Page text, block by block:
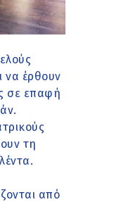
να έρθουν
σε επαφή
τη
από